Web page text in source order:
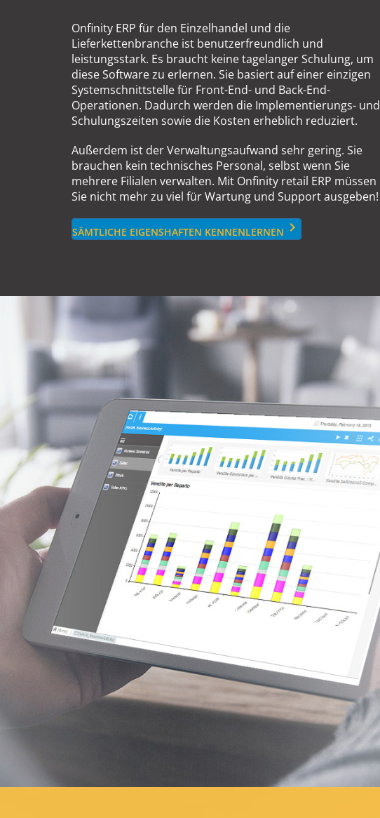
Onfinity ERP für den Einzelhandel und die
Lieferkettenbranche ist benutzerfreundlich und
leistungsstark. Es braucht keine tagelanger Schulung, um
diese Software zu erlernen. Sie basiert auf einer einzigen
Systemschnittstelle für Front-End- und Back-End-
Operationen. Dadurch werden die Implementierungs- und
Schulungszeiten sowie die Kosten erheblich reduziert.
Außerdem ist der Verwaltungsaufwand sehr gering. Sie
brauchen kein technisches Personal, selbst wenn Sie
mehrere Filialen verwalten. Mit Onfinity retail ERP müssen
Sie nicht mehr zu viel für Wartung und Support ausgeben!
SÄMTLICHE EIGENSHAFTEN KENNENLERNEN keyboard_arrow_right